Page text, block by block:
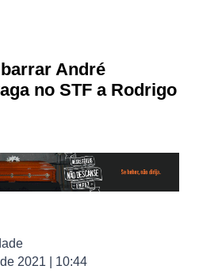
André
no STF a Rodrigo
2021 | 10:44